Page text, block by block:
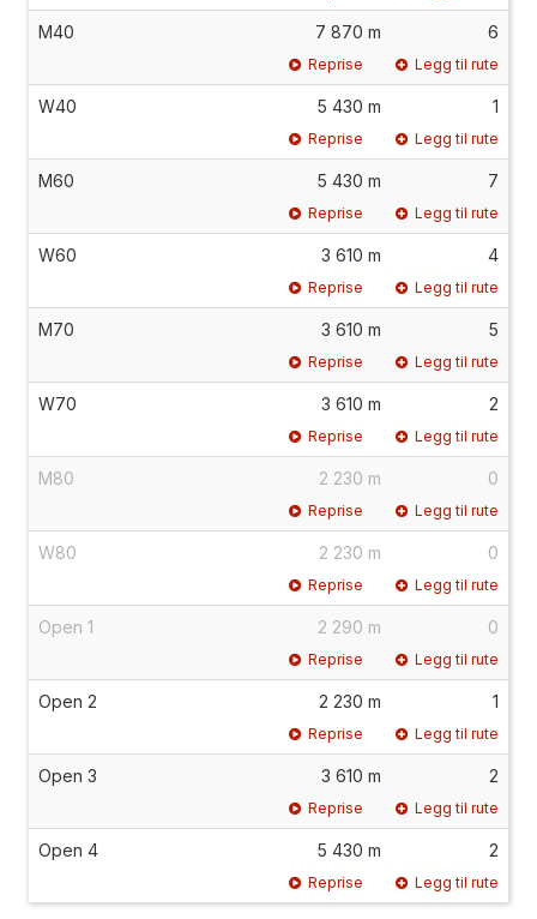
M40 7 870 m 6
Reprise Legg til rute
W40 5 430 m 1
Reprise Legg til rute
M60 5 430 m 7
Reprise Legg til rute
W60 3 610 m 4
Reprise Legg til rute
M70 3 610 m 5
Reprise Legg til rute
W70 3 610 m 2
Reprise Legg til rute
M80 2 230 m 0
Reprise Legg til rute
W80 2 230 m 0
Reprise Legg til rute
Open 1 2 290 m 0
Reprise Legg til rute
Open 2 2 230 m 1
Reprise Legg til rute
Open 3 3 610 m 2
Reprise Legg til rute
Open 4 5 430 m 2
Reprise Legg til rute